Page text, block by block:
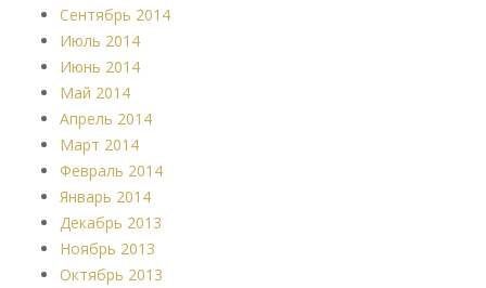
Сентябрь 2014
Июль 2014
Июнь 2014
Май 2014
Апрель 2014
Март 2014
Февраль 2014
Январь 2014
Декабрь 2013
Ноябрь 2013
Октябрь 2013